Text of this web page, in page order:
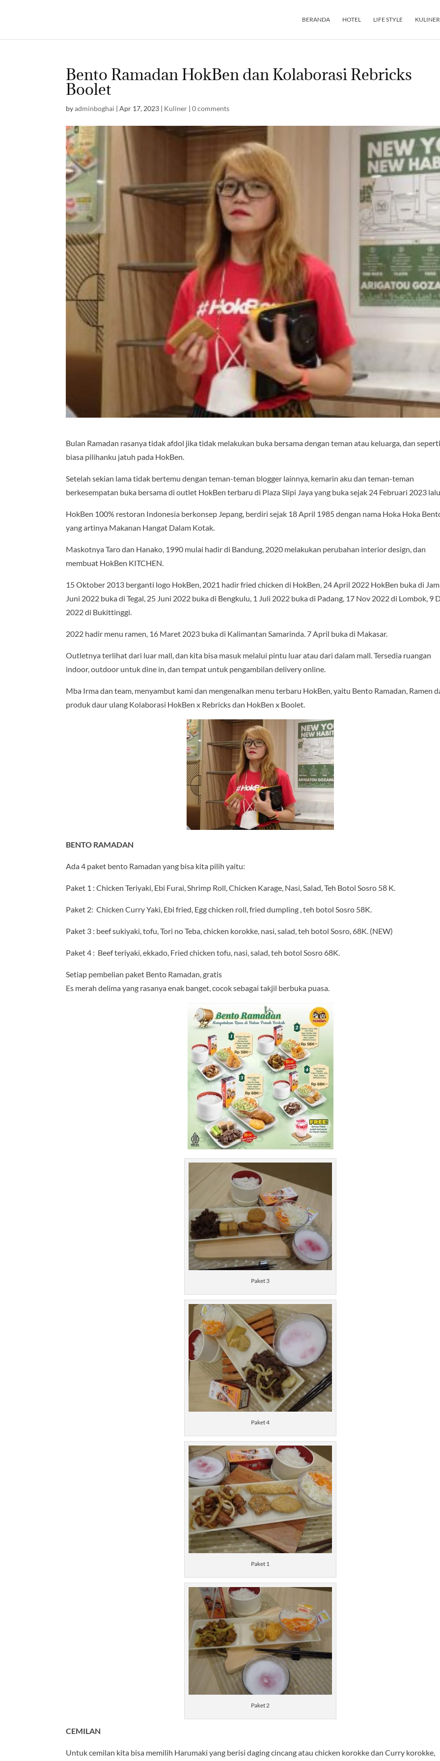
BERANDA HOTEL LIFE STYLE KULINER
Bento Ramadan HokBen dan Kolaborasi Rebricks
Boolet
byadminboghai |Apr 17, 2023 | Kuliner |0 comments
Bulan Ramadan rasanya tidak afdol jika tidak melakukan buka bersama dengan teman atau keluarga, dan
biasa pilihanku jatuh pada HokBen.
Setelah sekian lama tidak bertemu dengan teman-teman blogger lainnya, kemarin aku dan teman-teman
berkesempatan buka bersama di outlet HokBen terbaru di Plaza Slipi Jaya yang buka sejak 24 Februari 2023
HokBen 100% restoran Indonesia berkonsep Jepang, berdiri sejak 18 April 1985 dengan nama Hoka Hoka
yang artinya Makanan Hangat Dalam Kotak.
Maskotnya Taro dan Hanako, 1990 mulai hadir di Bandung, 2020 melakukan perubahan interior design, dan
membuat HokBen KITCHEN.
15 Oktober 2013 berganti logo HokBen, 2021 hadir fried chicken di HokBen, 24 April 2022 HokBen buka di
Juni 2022 buka di Tegal, 25 Juni 2022 buka di Bengkulu, 1 Juli 2022 buka di Padang, 17 Nov 2022 di Lombok, 9
2022 di Bukittinggi.
2022 hadir menu ramen, 16 Maret 2023 buka di Kalimantan Samarinda. 7 April buka di Makasar.
Outletnya terlihat dari luar mall, dan kita bisa masuk melalui pintu luar atau dari dalam mall. Tersedia ruangan
indoor, outdoor untuk dine in, dan tempat untuk pengambilan delivery online.
Mba Irma dan team, menyambut kami dan mengenalkan menu terbaru HokBen, yaitu Bento Ramadan, Ramen
produk daur ulang Kolaborasi HokBen x Rebricks dan HokBen x Boolet.
BENTO RAMADAN
Ada 4 paket bento Ramadan yang bisa kita pilih yaitu:
Paket 1 : Chicken Teriyaki, Ebi Furai, Shrimp Roll, Chicken Karage, Nasi, Salad, Teh Botol Sosro 58 K.
Paket 2: Chicken Curry Yaki, Ebi fried, Egg chicken roll, fried dumpling , teh botol Sosro 58K.
Paket 3 : beef sukiyaki, tofu, Tori no Teba, chicken korokke, nasi, salad, teh botol Sosro, 68K. (NEW)
Paket 4 : Beef teriyaki, ekkado, Fried chicken tofu, nasi, salad, teh botol Sosro 68K.
Setiap pembelian paket Bento Ramadan, gratis
Es merah delima yang rasanya enak banget, cocok sebagai takjil berbuka puasa.
Paket 3
Paket 4
Paket 1
Paket 2
CEMILAN
Untuk cemilan kita bisa memilih Harumaki yang berisi daging cincang atau chicken korokke dan Curry korokke,